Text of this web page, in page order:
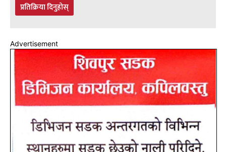
प्रतिक्रिया दिनुहोस्
Advertisement